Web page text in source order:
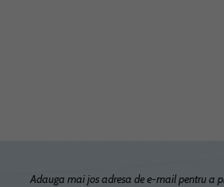
Adauga mai jos adresa de e-mail pentru a